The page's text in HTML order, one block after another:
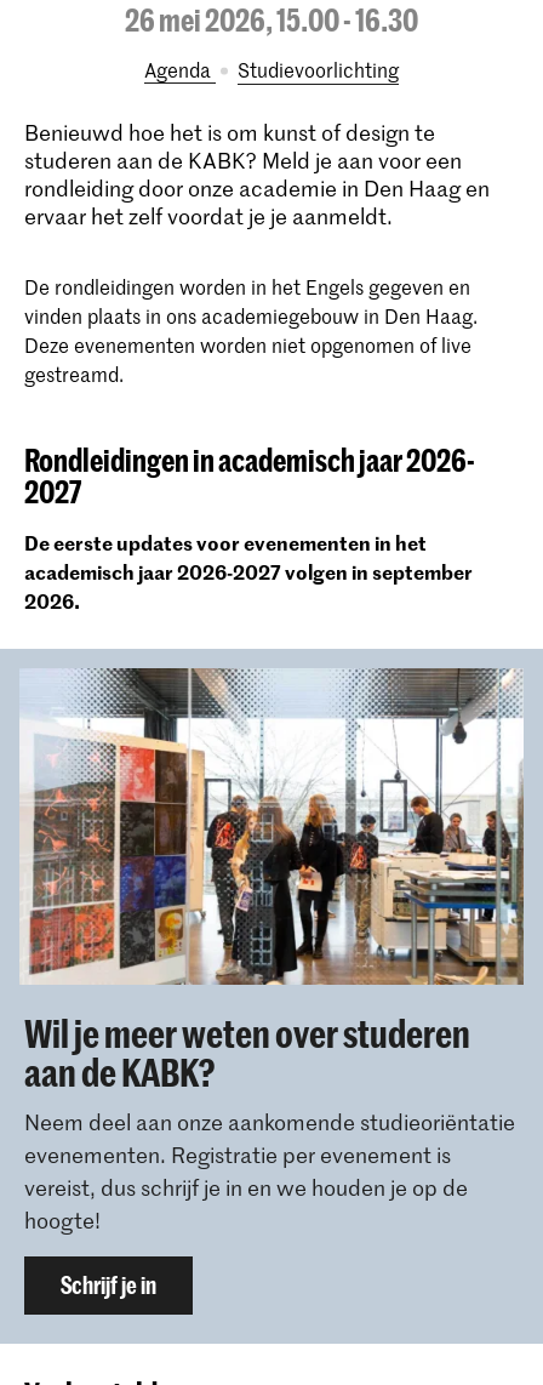
26 mei 2026, 15.00 - 16.30
Agenda studievoorlichting
Benieuwd hoe het is om kunst of design te
studeren aan de KABK? Meld je aan voor een
rondleiding door onze academie in Den Haag en
ervaar het zelf voordat je je aanmeldt.
De rondleidingen worden in het Engels gegeven en
vinden plaats in ons academiegebouw in Den Haag.
Deze evenementen worden niet opgenomen of live
gestreamd.
Rondleidingen in academisch jaar 2026-
2027
De eerste updates voor evenementen in het
academisch jaar 2026-2027 volgen in september
2026.
Wil je meer weten over studeren
aan de KABK?
Neem deel aan onze aankomende studieoriëntatie
evenementen. Registratie per evenement is
vereist, dus schrijf je in en we houden je op de
hoogte!
Schrijf je in